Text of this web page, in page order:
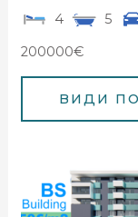
4 5
200000€